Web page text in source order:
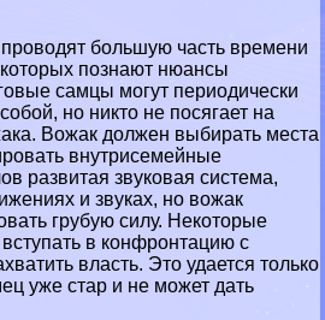
большую часть времени
познают нюансы
самцы могут периодически
но никто не посягает на
Вожак должен выбирать места
внутрисемейные
развитая звуковая система,
и звуках, но вожак
грубую силу. Некоторые
в конфронтацию с
власть. Это удается только
уже стар и не может дать